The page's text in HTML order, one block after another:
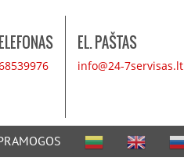
EL. PAŠTAS
info@24-7servisas.lt